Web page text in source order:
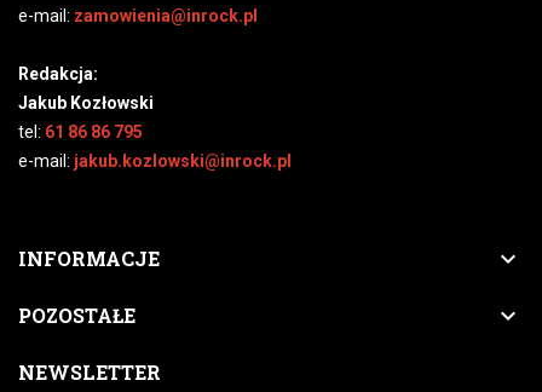
e-mail: zamowienia@inrock.pl
Redakcja:
Jakub Kozłowski
tel: 61 86 86 795
e-mail: jakub.kozlowski@inrock.pl
INFORMACJE 
POZOSTAŁE 
NEWSLETTER